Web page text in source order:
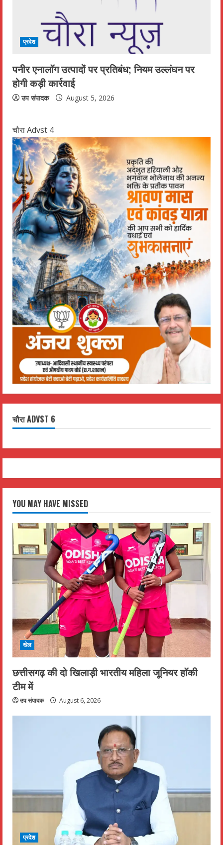
प्रदेश
पनीर एनालॉग उत्पादों पर प्रतिबंध; नियम उल्लंघन पर
होगी कड़ी कार्रवाई
उप संपादक August 5, 2026
चौरा Advst 4
चौरा ADVST 6
YOU MAY HAVE MISSED
खेल
छत्तीसगढ़ की दो खिलाड़ी भारतीय महिला जूनियर हॉकी
टीम में
उप संपादक August 6, 2026
प्रदेश